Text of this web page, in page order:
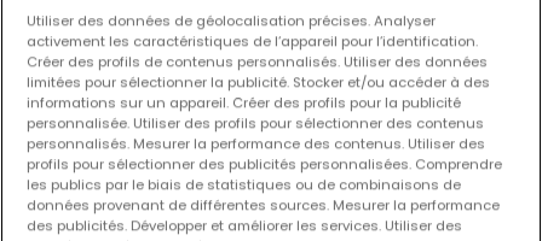
Bureau à louer àRedange
650 €
17 m²
Utiliser des données de géolocalisation précises. Analyser
activement les caractéristiques de l’appareil pour l’identification.
Créer des profils de contenus personnalisés. Utiliser des données
limitées pour sélectionner la publicité. Stocker et/ou accéder à des
informations sur un appareil. Créer des profils pour la publicité
personnalisée. Utiliser des profils pour sélectionner des contenus
personnalisés. Mesurer la performance des contenus. Utiliser des
profils pour sélectionner des publicités personnalisées. Comprendre
les publics par le biais de statistiques ou de combinaisons de
données provenant de différentes sources. Mesurer la performance
des publicités. Développer et améliorer les services. Utiliser des